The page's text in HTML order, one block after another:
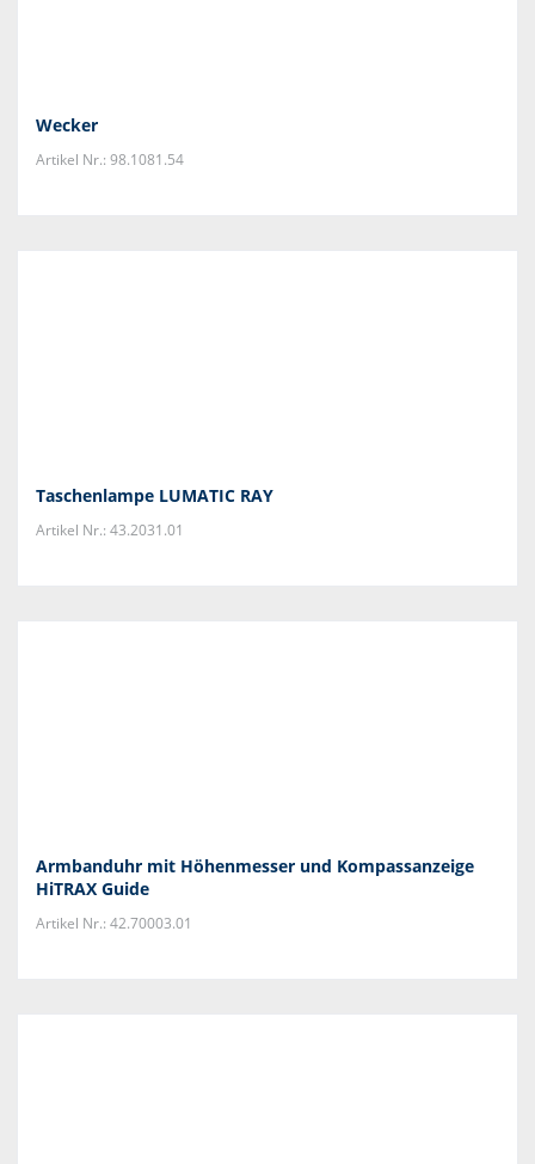
Wecker
Artikel Nr.: 98.1081.54
Taschenlampe LUMATIC RAY
Artikel Nr.: 43.2031.01
Armbanduhr mit Höhenmesser und Kompassanzeige
HiTRAX Guide
Artikel Nr.: 42.70003.01